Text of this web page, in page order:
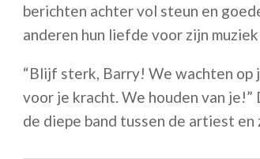
berichten achter vol steun en
anderen hun liefde voor zijn
“Blijf sterk, Barry! We wachten op
voor je kracht. We houden van
de diepe band tussen de artiest en